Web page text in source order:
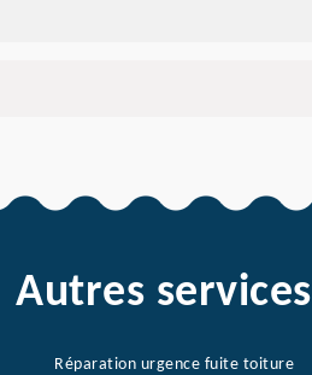
Autres services
Réparation urgence fuite toiture